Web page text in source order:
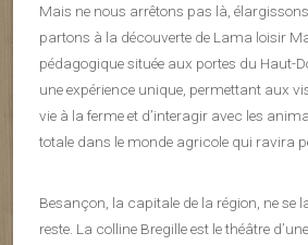
Mais ne nous arrêtons pas là,
partons à la découverte de Lama loisir
pédagogique située aux portes du Haut-
une expérience unique, permettant aux
vie à la ferme et d’interagir avec les
totale dans le monde agricole qui ravira
Besançon, la capitale de la région, ne se
reste. La colline Bregille est le théâtre